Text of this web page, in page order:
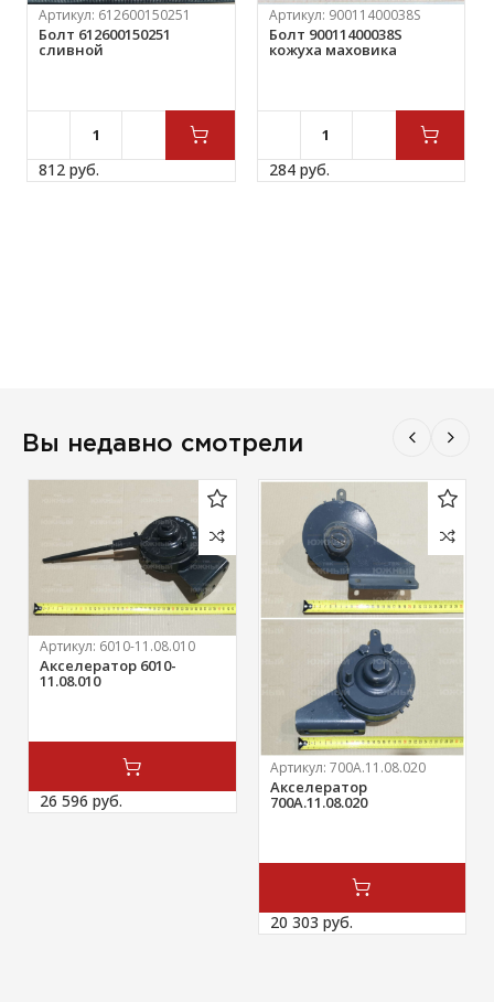
Артикул: 612600150251
Болт 612600150251
сливной
812 руб.
Артикул: 90011400038S
Болт 90011400038S
кожуха маховика
284 руб.
Вы недавно смотрели
Артикул: 6010-11.08.010
Акселератор 6010-
11.08.010
26 596 руб.
Артикул: 700А.11.08.020
Акселератор
700А.11.08.020
20 303 руб.